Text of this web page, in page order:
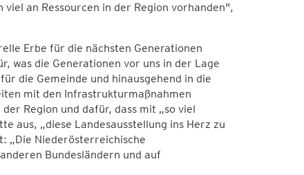
an Ressourcen in der Region vorhanden",
Erbe für die nächsten Generationen
was die Generationen vor uns in der Lage
die Gemeinde und hinausgehend in die
mit den Infrastrukturmaßnahmen
Region und dafür, dass mit „so viel
aus, „diese Landesausstellung ins Herz zu
„Die Niederösterreichische
Bundesländern und auf